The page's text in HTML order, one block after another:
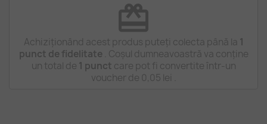
redeem
Achiziționând acest produs puteți colecta până la 1
punct de fidelitate . Coșul dumneavoastră va conține
un total de 1 punct care pot fi convertite într-un
voucher de 0,05 lei